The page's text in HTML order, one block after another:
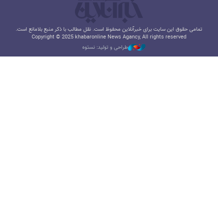
تمامی حقوق این سایت برای خبرآنلاین محفوظ است. نقل مطالب با ذکر منبع بلامانع است.
Copyright © 2025 khabaronline News Agancy, All rights reserved
طراحی و تولید: نستوه